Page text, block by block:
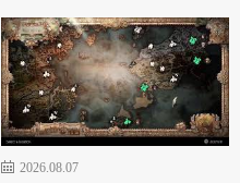
2026.08.07